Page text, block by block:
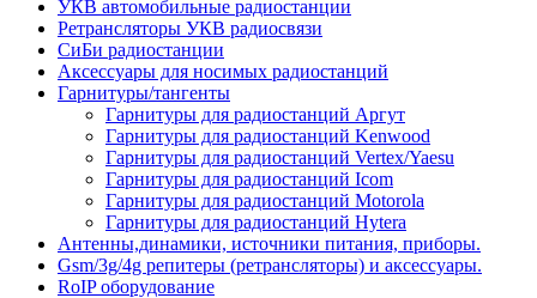
УКВ автомобильные радиостанции
Ретрансляторы УКВ радиосвязи
СиБи радиостанции
Аксессуары для носимых радиостанций
Гарнитуры/тангенты
Гарнитуры для радиостанций Аргут
Гарнитуры для радиостанций Kenwood
Гарнитуры для радиостанций Vertex/Yaesu
Гарнитуры для радиостанций Icom
Гарнитуры для радиостанций Motorola
Гарнитуры для радиостанций Hytera
Антенны,динамики, источники питания, приборы.
Gsm/3g/4g репитеры (ретрансляторы) и аксессуары.
RoIP оборудование